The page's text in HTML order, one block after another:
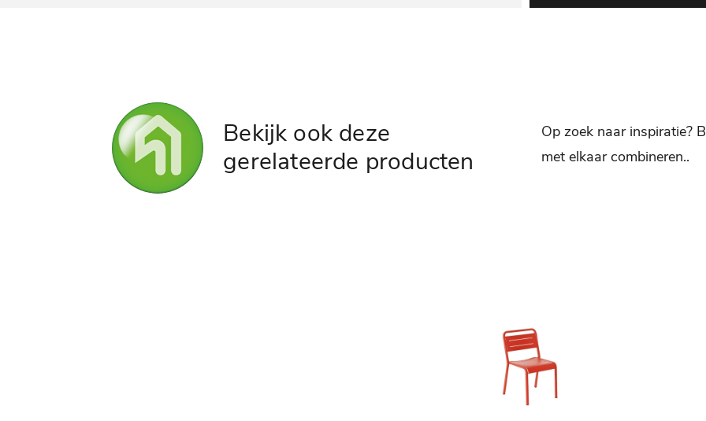
Bekijk ook deze
gerelateerde producten
Op zoek naar inspiratie?
met elkaar combineren..